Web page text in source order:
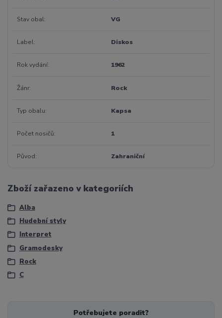
Stav obal VG
Label Diskos
Rok vydání 1962
Žánr Rock
Typ obalu Kapsa
Počet nosičů 1
Původ Zahraniční
Zboží zařazeno v kategoriích
Alba
Hudební styly
Interpret
Gramodesky
Rock
C
Potřebujete poradit?